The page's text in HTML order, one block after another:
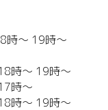
～ 19時～
時～ 19時～
時～
時～ 19時～